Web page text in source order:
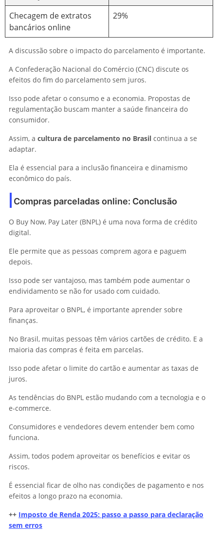
Checagem de extratos
bancários online
29%
A discussão sobre o impacto do parcelamento é importante.
A Confederação Nacional do Comércio (CNC) discute os
efeitos do fim do parcelamento sem juros.
Isso pode afetar o consumo e a economia. Propostas de
regulamentação buscam manter a saúde financeira do
consumidor.
Assim, a cultura de parcelamento no Brasil continua a se
adaptar.
Ela é essencial para a inclusão financeira e dinamismo
econômico do país.
Compras parceladas online: Conclusão
O Buy Now, Pay Later (BNPL) é uma nova forma de crédito
digital.
Ele permite que as pessoas comprem agora e paguem
depois.
Isso pode ser vantajoso, mas também pode aumentar o
endividamento se não for usado com cuidado.
Para aproveitar o BNPL, é importante aprender sobre
finanças.
No Brasil, muitas pessoas têm vários cartões de crédito. E a
maioria das compras é feita em parcelas.
Isso pode afetar o limite do cartão e aumentar as taxas de
juros.
As tendências do BNPL estão mudando com a tecnologia e o
e-commerce.
Consumidores e vendedores devem entender bem como
funciona.
Assim, todos podem aproveitar os benefícios e evitar os
riscos.
É essencial ficar de olho nas condições de pagamento e nos
efeitos a longo prazo na economia.
++ Imposto de Renda 2025: passo a passo para declaração
sem erros